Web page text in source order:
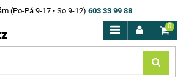
(Po-Pá 9-17 • So 9-12) 603 33 99 88
0